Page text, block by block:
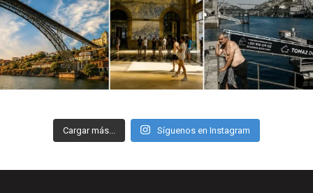
Cargar más... Síguenos en Instagram